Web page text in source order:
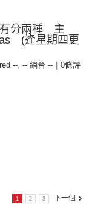
有分兩種 主
(逢星期四更
--, -- 網台 --
0條評
1 2 3 下一個